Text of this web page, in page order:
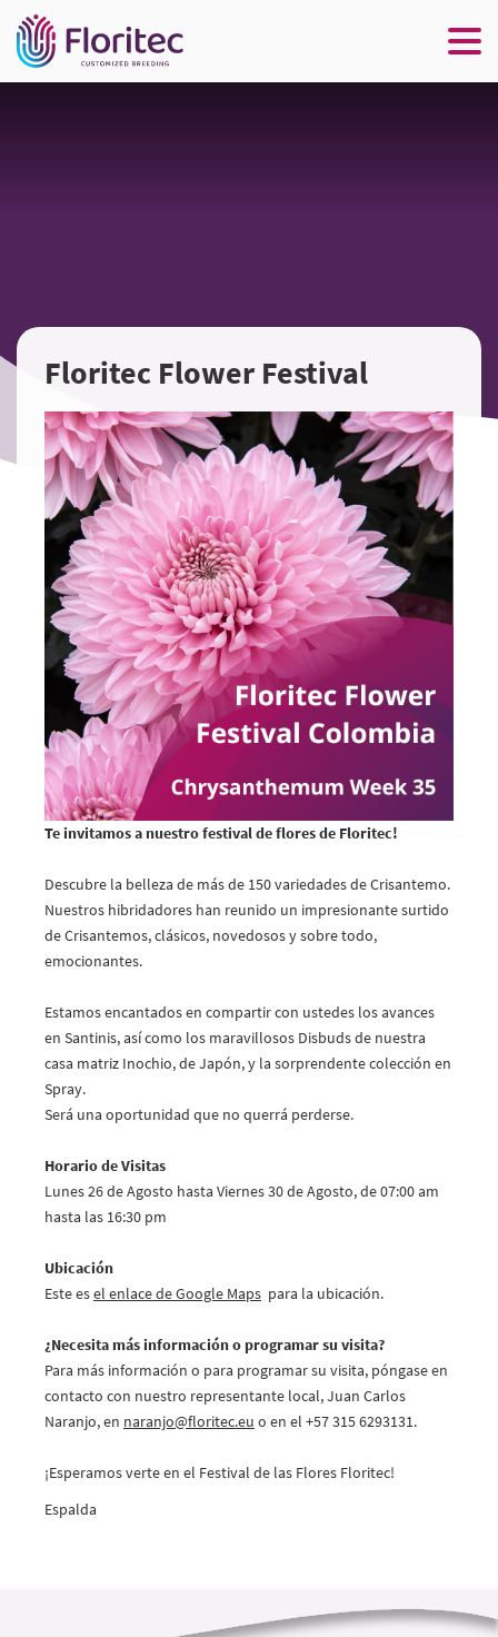
Floritec Flower Festival
Te invitamos a nuestro festival de flores de Floritec!
Descubre la belleza de más de 150 variedades de Crisantemo.
Nuestros hibridadores han reunido un impresionante surtido
de Crisantemos, clásicos, novedosos y sobre todo,
emocionantes.
Estamos encantados en compartir con ustedes los avances
en Santinis, así como los maravillosos Disbuds de nuestra
casa matriz Inochio, de Japón, y la sorprendente colección en
Spray.
Será una oportunidad que no querrá perderse.
Horario de Visitas
Lunes 26 de Agosto hasta Viernes 30 de Agosto, de 07:00 am
hasta las 16:30 pm
Ubicación
Este esel enlace de Google Maps para la ubicación.
¿Necesita más información o programar su visita?
Para más información o para programar su visita, póngase en
contacto con nuestro representante local, Juan Carlos
Naranjo, en naranjo@floritec.eu o en el +57 315 6293131.
¡Esperamos verte en el Festival de las Flores Floritec!
Espalda